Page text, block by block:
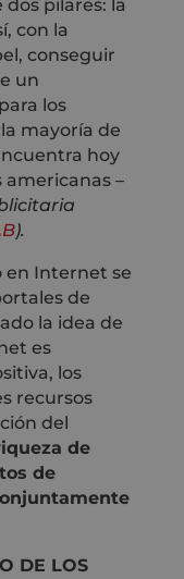
pilares: la
con la
conseguir
un
los
mayoría de
hoy
–
).
en Internet se
de
la idea de
es
los
recursos
del
de
de
DE LOS